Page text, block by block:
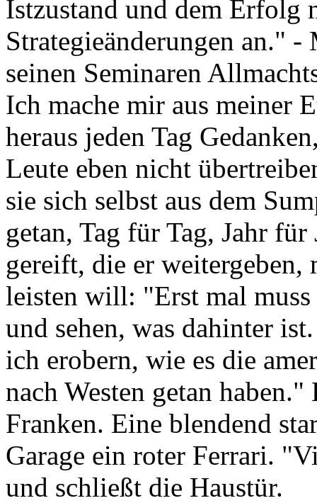
Istzustand und dem Erfolg
Strategieänderungen an." -
seinen Seminaren
Ich mache mir aus meiner
heraus jeden Tag
Leute eben nicht
sie sich selbst aus dem
getan, Tag für Tag, Jahr
gereift, die er
leisten will: "Erst mal
und sehen, was dahinter
ich erobern, wie es die
nach Westen getan
Franken. Eine blendend
Garage ein roter Ferrari.
und schließt die Haustür.